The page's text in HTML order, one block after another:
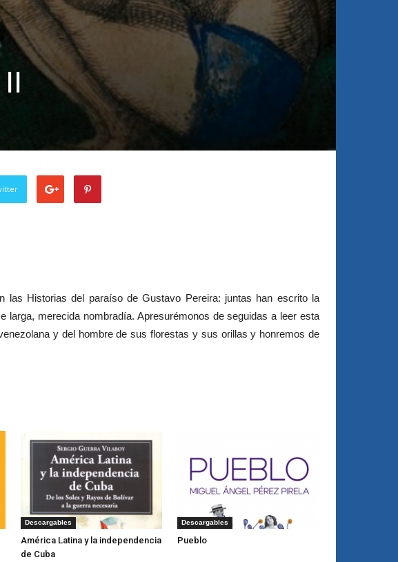
Historias del paraíso de Gustavo Pereira: juntas han escrito la
larga, merecida nombradía. Apresurémonos de seguidas a leer esta
y del hombre de sus florestas y sus orillas y honremos de
Descargables
América Latina y la independencia
de Cuba
Descargables
Pueblo